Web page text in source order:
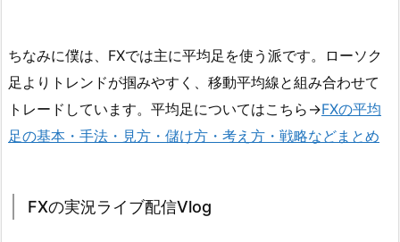
ちなみに僕は、FXでは主に平均足を使う派です。ローソク
足よりトレンドが掴みやすく、移動平均線と組み合わせて
トレードしています。平均足についてはこちら→FXの平均
足の基本・手法・見方・儲け方・考え方・戦略などまとめ
FXの実況ライブ配信Vlog